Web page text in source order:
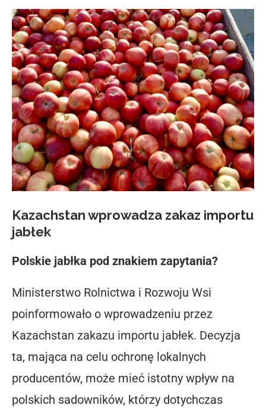
Kazachstan wprowadza zakaz importu
jabłek
Polskie jabłka pod znakiem zapytania?
Ministerstwo Rolnictwa i Rozwoju Wsi
poinformowało o wprowadzeniu przez
Kazachstan zakazu importu jabłek. Decyzja
ta, mająca na celu ochronę lokalnych
producentów, może mieć istotny wpływ na
polskich sadowników, którzy dotychczas